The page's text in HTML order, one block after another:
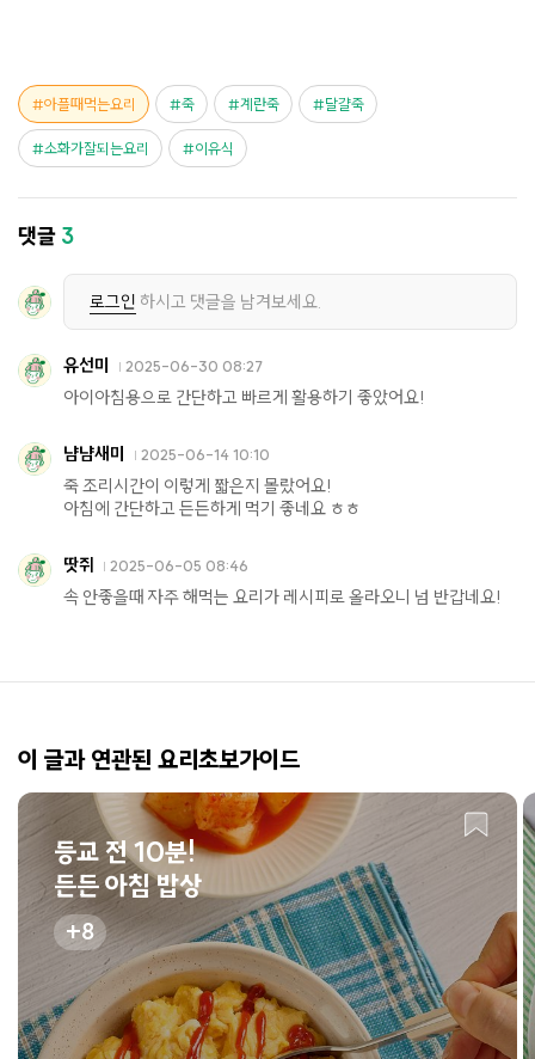
아플때먹는요리 죽 계란죽 달걀죽
소화가잘되는요리 이유식
댓글 3
로그인 하시고 댓글을 남겨보세요.
유선미 2025-06-30 08:27
아이아침용으로 간단하고 빠르게 활용하기 좋았어요!
냠냠새미 2025-06-14 10:10
죽 조리시간이 이렇게 짧은지 몰랐어요!
아침에 간단하고 든든하게 먹기 좋네요 ㅎㅎ
땃쥐 2025-06-05 08:46
속 안좋을때 자주 해먹는 요리가 레시피로 올라오니 넘 반갑네요!
이 글과 연관된 요리초보가이드
등교 전 10분!
든든 아침 밥상
8